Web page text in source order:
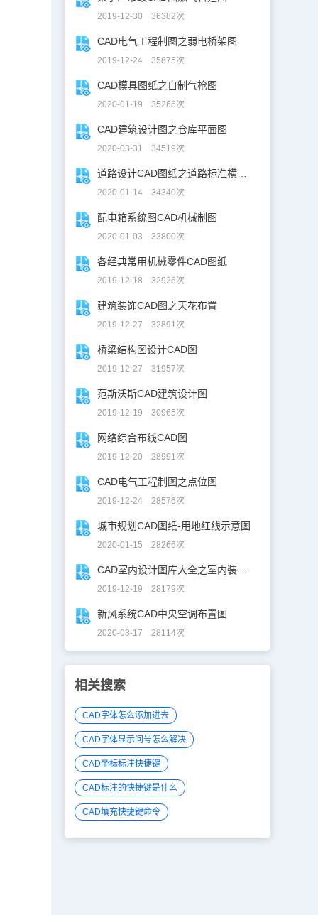
2019-12-30 36382次
CAD电气工程制图之弱电桥架图
2019-12-24 35875次
CAD模具图纸之自制气枪图
2020-01-19 35266次
CAD建筑设计图之仓库平面图
2020-03-31 34519次
2020-01-14 34340次
配电箱系统图CAD机械制图
2020-01-03 33800次
各经典常用机械零件CAD图纸
2019-12-18 32926次
建筑装饰CAD图之天花布置
2019-12-27 32891次
桥梁结构图设计CAD图
2019-12-27 31957次
范斯沃斯CAD建筑设计图
2019-12-19 30965次
网络综合布线CAD图
2019-12-20 28991次
CAD电气工程制图之点位图
2019-12-24 28576次
城市规划CAD图纸-用地红线示意图
2020-01-15 28266次
2019-12-19 28179次
新风系统CAD中央空调布置图
2020-03-17 28114次
相关搜索
CAD字体怎么添加进去
CAD字体显示问号怎么解决
CAD坐标标注快捷键
CAD标注的快捷键是什么
CAD填充快捷键命令